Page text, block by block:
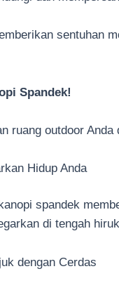
sentuhan
Spandek!
ruang outdoor
Hidup Anda
spandek
di tengah
dengan Cerdas